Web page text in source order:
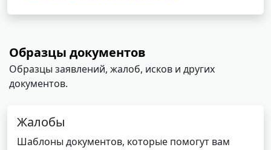
Образцы документов
Образцы заявлений, жалоб, исков и других
документов.
Жалобы
Шаблоны документов, которые помогут вам